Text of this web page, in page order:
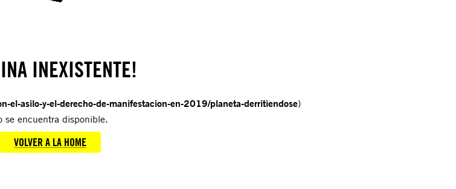
INEXISTENTE!
el-asilo-y-el-derecho-de-manifestacion-en-2019/planeta-derritiendose)
se encuentra disponible.
VOLVER A LA HOME